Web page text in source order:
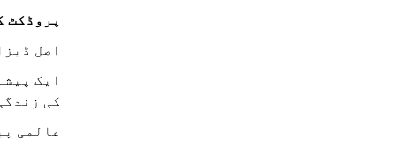
پروڈکٹ
اصل
کی
عالمی